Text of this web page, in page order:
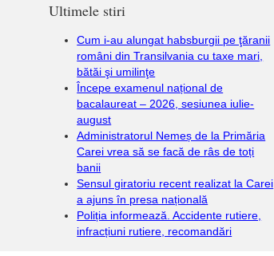
Ultimele stiri
Cum i-au alungat habsburgii pe ţăranii
români din Transilvania cu taxe mari,
bătăi şi umilinţe
Începe examenul național de
bacalaureat – 2026, sesiunea iulie-
august
Administratorul Nemeș de la Primăria
Carei vrea să se facă de râs de toți
banii
Sensul giratoriu recent realizat la Carei
a ajuns în presa națională
Poliția informează. Accidente rutiere,
infracțiuni rutiere, recomandări